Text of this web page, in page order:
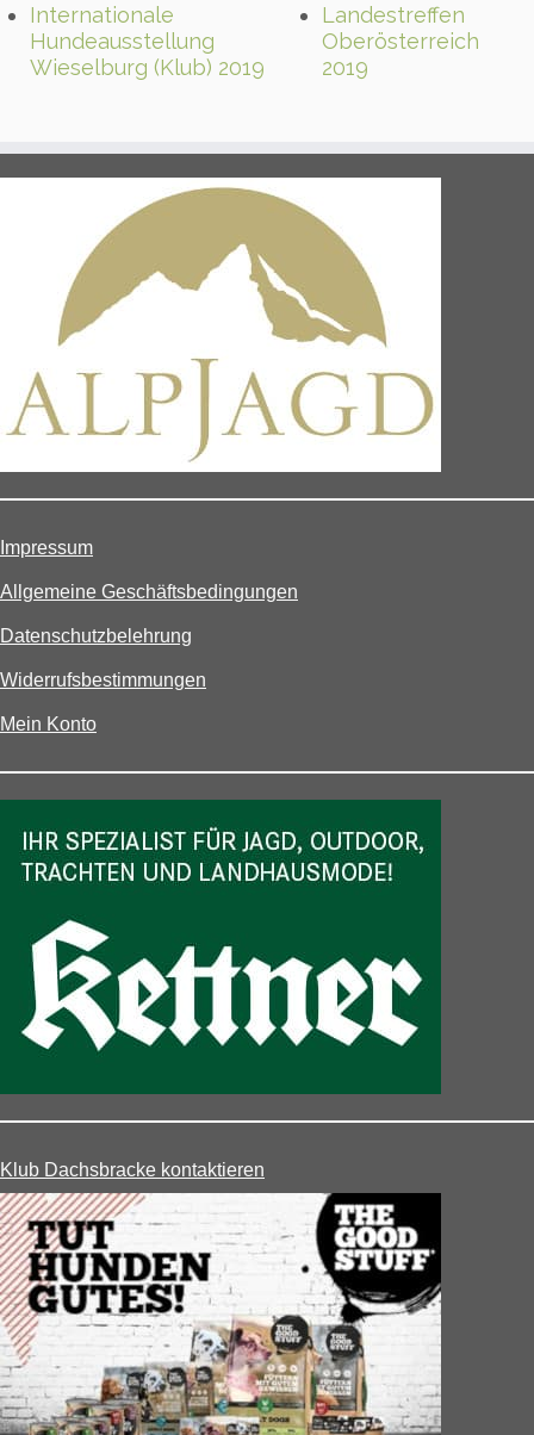
Internationale
Hundeausstellung
Wieselburg (Klub) 2019
Landestreffen
Oberösterreich
2019
Impressum
Allgemeine Geschäftsbedingungen
Datenschutzbelehrung
Widerrufsbestimmungen
Mein Konto
Klub Dachsbracke kontaktieren